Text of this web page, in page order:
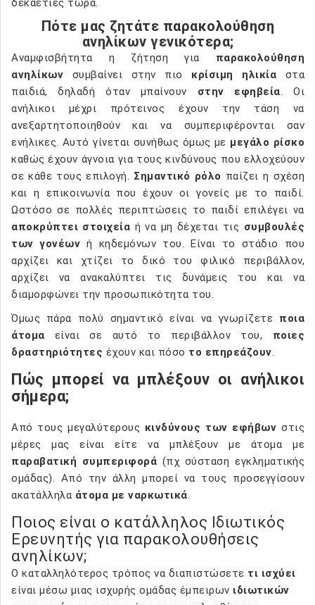
δεκαετίες τώρα.
Πότε μας ζητάτε παρακολούθηση
ανηλίκων γενικότερα;
Αναμφισβήτητα η ζήτηση για παρακολούθηση
ανηλίκων συμβαίνει στην πιο κρίσιμη ηλικία στα
παιδιά, δηλαδή όταν μπαίνουν στην εφηβεία. Οι
ανήλικοι μέχρι πρότεινος έχουν την τάση να
ανεξαρτητοποιηθούν και να συμπεριφέρονται σαν
ενήλικες. Αυτό γίνεται συνήθως όμως με μεγάλο ρίσκο
καθώς έχουν άγνοια για τους κινδύνους που ελλοχεύουν
σε κάθε τους επιλογή. Σημαντικό ρόλο παίζει η σχέση
και η επικοινωνία που έχουν οι γονείς με το παιδί.
Ωστόσο σε πολλές περιπτώσεις το παιδί επιλέγει να
αποκρύπτει στοιχεία ή να μη δέχεται τις συμβουλές
των γονέων ή κηδεμόνων του. Είναι το στάδιο που
αρχίζει και χτίζει το δικό του φιλικό περιβάλλον,
αρχίζει να ανακαλύπτει τις δυνάμεις του και να
διαμορφώνει την προσωπικότητα του.
Όμως πάρα πολύ σημαντικό είναι να γνωρίζετε ποια
άτομα είναι σε αυτό το περιβάλλον του, ποιες
δραστηριότητες έχουν και πόσο το επηρεάζουν.
Πώς μπορεί να μπλέξουν οι ανήλικοι
σήμερα;
Από τους μεγαλύτερους κινδύνους των εφήβων στις
μέρες μας είναι είτε να μπλέξουν με άτομα με
παραβατική συμπεριφορά (πχ σύσταση εγκληματικής
ομάδας). Από την άλλη μπορεί να τους προσεγγίσουν
ακατάλληλα άτομα με ναρκωτικά.
Ποιος είναι ο κατάλληλος Ιδιωτικός
Ερευνητής για παρακολουθήσεις
ανηλίκων;
Ο καταλληλότερος τρόπος να διαπιστώσετε τι ισχύει
είναι μέσω μιας ισχυρής ομάδας έμπειρων ιδιωτικών